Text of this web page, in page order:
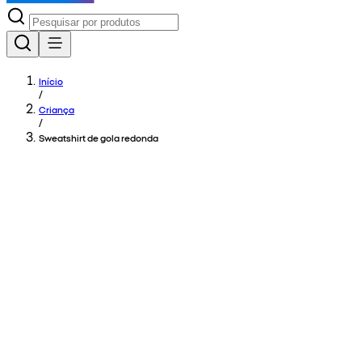
Início
/
Criança
/
Sweatshirt de gola redonda